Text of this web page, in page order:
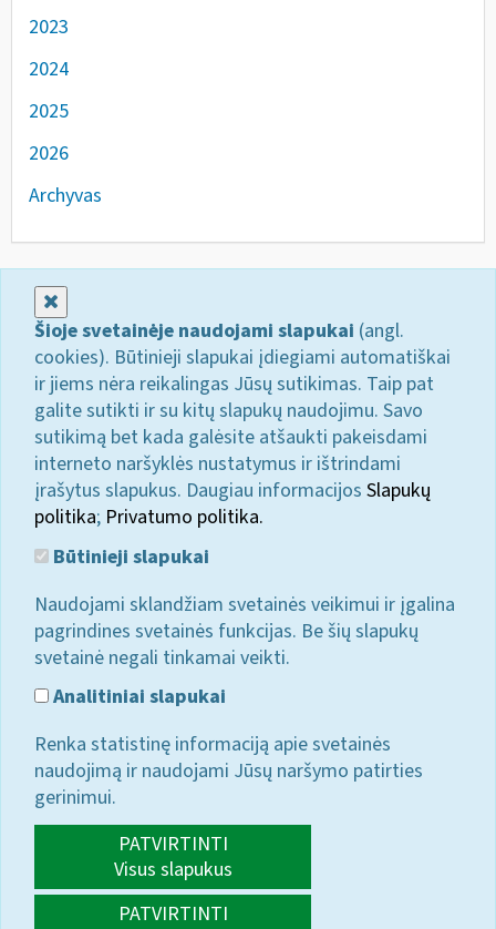
2023
2024
2025
2026
Archyvas
Šioje svetainėje naudojami slapukai (angl.
cookies). Būtinieji slapukai įdiegiami automatiškai
ir jiems nėra reikalingas Jūsų sutikimas. Taip pat
galite sutikti ir su kitų slapukų naudojimu. Savo
sutikimą bet kada galėsite atšaukti pakeisdami
interneto naršyklės nustatymus ir ištrindami
įrašytus slapukus. Daugiau informacijos Slapukų
politika; Privatumo politika.
Būtinieji slapukai
Naudojami sklandžiam svetainės veikimui ir įgalina
pagrindines svetainės funkcijas. Be šių slapukų
svetainė negali tinkamai veikti.
Analitiniai slapukai
Renka statistinę informaciją apie svetainės
naudojimą ir naudojami Jūsų naršymo patirties
gerinimui.
PATVIRTINTI
Visus slapukus
PATVIRTINTI